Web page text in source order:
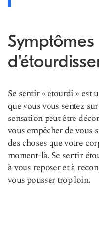
Symptômes
Se sentir « étourdi » est
que vous vous sentez
sensation peut être
vous empêcher de vous
des choses que votre
moment-là. Se sentir
à vous reposer et à
vous pousser trop loin.